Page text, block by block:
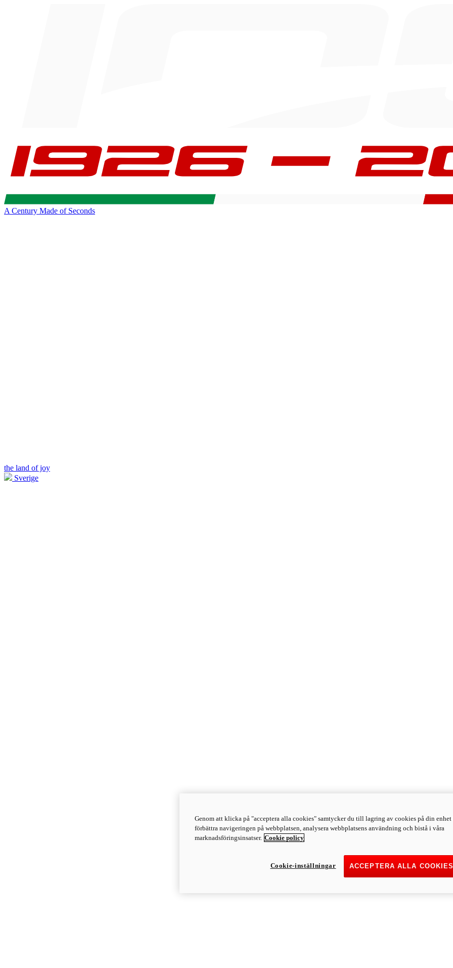
A Century Made of Seconds
the land of joy
Sverige
Genom att klicka på "acceptera alla cookies" samtycker du till lagring av cookies på din enhet
förbättra navigeringen på webbplatsen, analysera webbplatsens användning och bistå i våra
marknadsföringsinsatser. Cookie policy
ACCEPTERA ALLA COOKIES
Cookie-inställningar